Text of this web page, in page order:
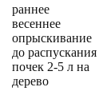
раннее
весеннее
опрыскивание
до распускания
почек 2-5 л на
дерево